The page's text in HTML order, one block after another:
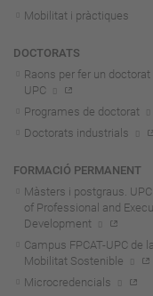
Mobilitat i pràctiques
DOCTORATS
Raons per fer un doctorat
UPC
Programes de doctorat
Doctorats industrials
FORMACIÓ PERMANENT
Màsters i postgraus. UPC
of Professional and
Development
Campus FPCAT-UPC de la
Mobilitat Sostenible
Microcredencials